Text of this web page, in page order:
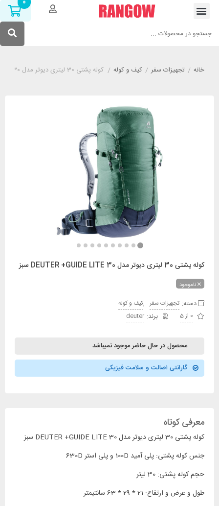
خانه/ تجهیزات سفر/ کیف و کوله/ کوله پشتی 30 لیتری دیوتر مدل DEUTER +GUIDE LITE 30 سبز
کوله پشتی 30 لیتری دیوتر مدل DEUTER +GUIDE LITE 30 سبز
ناموجود
دسته: تجهیزات سفر , کیف و کوله
0 از 5
deuter
محصول در حال حاضر موجود نمیباشد
گارانتی اصالت و سلامت فیزیکی
معرفی کوتاه
کوله پشتی 30 لیتری دیوتر مدل DEUTER +GUIDE LITE 30 سبز
جنس کوله پشتی: پلی آمید 100D و پلی استر 630D
حجم کوله پشتی: 30 لیتر
طول و عرض و ارتفاع: 21 * 29 * 63 سانتیمتر